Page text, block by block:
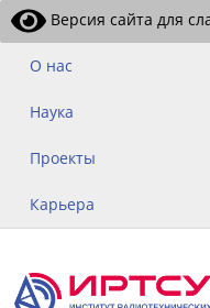
Версия сайта для
О нас
Наука
Проекты
Карьера